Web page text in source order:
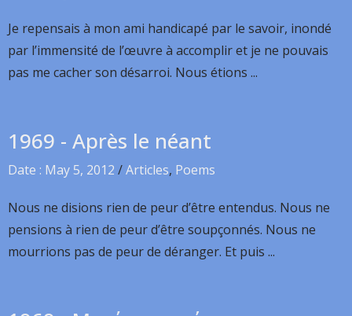
Je repensais à mon ami handicapé par le savoir, inondé
par l’immensité de l’œuvre à accomplir et je ne pouvais
pas me cacher son désarroi. Nous étions ...
1969 - Après le néant
Date : May 5, 2012 /Articles, Poems
Nous ne disions rien de peur d’être entendus. Nous ne
pensions à rien de peur d’être soupçonnés. Nous ne
mourrions pas de peur de déranger. Et puis ...